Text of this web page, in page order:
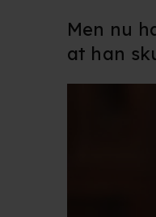
Men nu
at han